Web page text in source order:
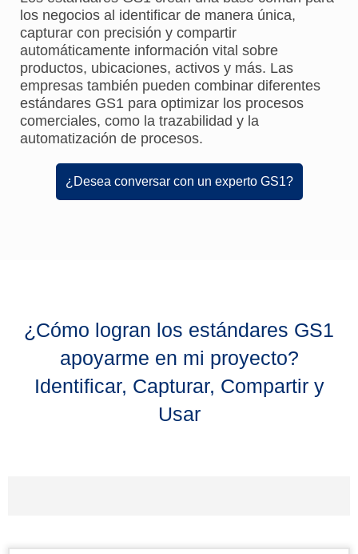
los negocios al identificar de manera única,
capturar con precisión y compartir
automáticamente información vital sobre
productos, ubicaciones, activos y más. Las
empresas también pueden combinar diferentes
estándares GS1 para optimizar los procesos
comerciales, como la trazabilidad y la
automatización de procesos.
¿Desea conversar con un experto GS1?
¿Cómo logran los estándares GS1
apoyarme en mi proyecto?
Identificar, Capturar, Compartir y
Usar